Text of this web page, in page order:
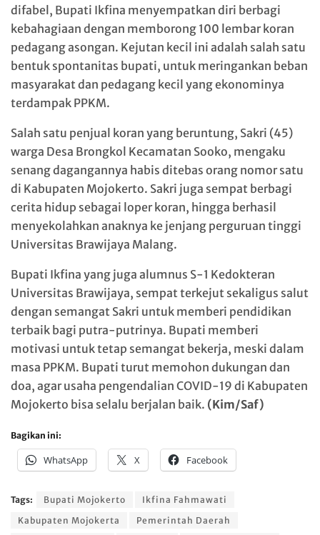
difabel, Bupati Ikfina menyempatkan diri berbagi
kebahagiaan dengan memborong 100 lembar koran
pedagang asongan. Kejutan kecil ini adalah salah satu
bentuk spontanitas bupati, untuk meringankan beban
masyarakat dan pedagang kecil yang ekonominya
terdampak PPKM.
Salah satu penjual koran yang beruntung, Sakri (45)
warga Desa Brongkol Kecamatan Sooko, mengaku
senang dagangannya habis ditebas orang nomor satu
di Kabupaten Mojokerto. Sakri juga sempat berbagi
cerita hidup sebagai loper koran, hingga berhasil
menyekolahkan anaknya ke jenjang perguruan tinggi
Universitas Brawijaya Malang.
Bupati Ikfina yang juga alumnus S-1 Kedokteran
Universitas Brawijaya, sempat terkejut sekaligus salut
dengan semangat Sakri untuk memberi pendidikan
terbaik bagi putra-putrinya. Bupati memberi
motivasi untuk tetap semangat bekerja, meski dalam
masa PPKM. Bupati turut memohon dukungan dan
doa, agar usaha pengendalian COVID-19 di Kabupaten
Mojokerto bisa selalu berjalan baik. (Kim/Saf)
Bagikan ini:
WhatsApp X Facebook
Tags: Bupati Mojokerto
Ikfina Fahmawati
Kabupaten Mojokerta
Pemerintah Daerah